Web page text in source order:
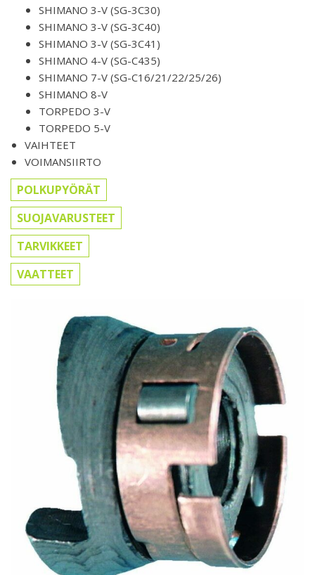
SHIMANO 3-V (SG-3C30)
SHIMANO 3-V (SG-3C40)
SHIMANO 3-V (SG-3C41)
SHIMANO 4-V (SG-C435)
SHIMANO 7-V (SG-C16/21/22/25/26)
SHIMANO 8-V
TORPEDO 3-V
TORPEDO 5-V
VAIHTEET
VOIMANSIIRTO
POLKUPYÖRÄT
SUOJAVARUSTEET
TARVIKKEET
VAATTEET